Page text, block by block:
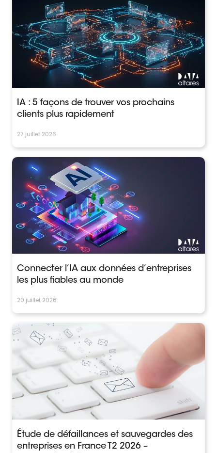
IA : 5 façons de trouver vos prochains
clients plus rapidement
27 juillet 2026
Connecter l’IA aux données d’entreprises
les plus fiables au monde
20 juillet 2026
Étude de défaillances et sauvegardes des
entreprises en France T2 2026 –